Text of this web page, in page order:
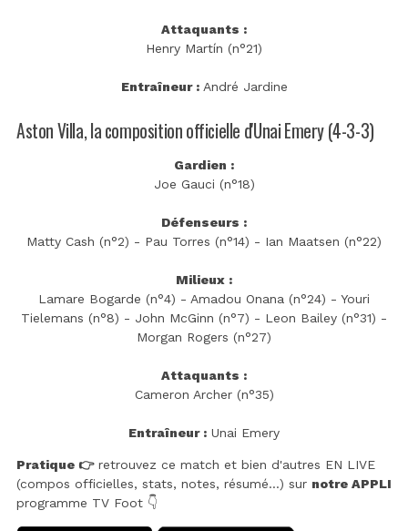
Attaquants :
Henry Martín (n°21)
Entraîneur :André Jardine
Aston Villa, la composition officielle d'Unai Emery (4-3-3)
Gardien :
Joe Gauci (n°18)
Défenseurs :
Matty Cash (n°2) - Pau Torres (n°14) - Ian Maatsen (n°22)
Milieux :
Lamare Bogarde (n°4) - Amadou Onana (n°24) - Youri
Tielemans (n°8) - John McGinn (n°7) - Leon Bailey (n°31) -
Morgan Rogers (n°27)
Attaquants :
Cameron Archer (n°35)
Entraîneur : Unai Emery
Pratique 👉retrouvez ce match et bien d'autres EN LIVE
(compos officielles, stats, notes, résumé...) sur notre APPLI
programme TV Foot 👇